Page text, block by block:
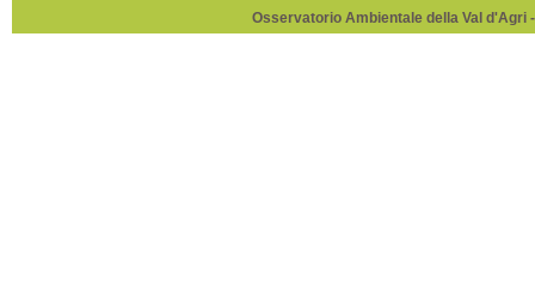
Osservatorio Ambientale della Val d'Agri